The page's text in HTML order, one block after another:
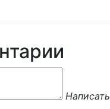
Написать